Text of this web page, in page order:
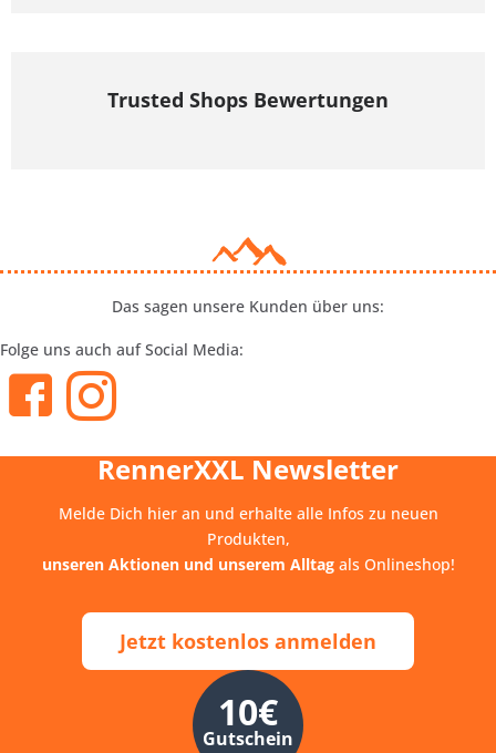
Trusted Shops Bewertungen
Das sagen unsere Kunden über uns:
Folge uns auch auf Social Media:
RennerXXL Newsletter
Melde Dich hier an und erhalte alle Infos zu neuen
Produkten,
unseren Aktionen und unserem Alltagals Onlineshop!
Jetzt kostenlos anmelden
10€
Gutschein